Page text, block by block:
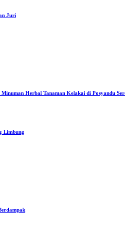
Juri
Herbal Tanaman Kelakai di Posyandu
Limbung